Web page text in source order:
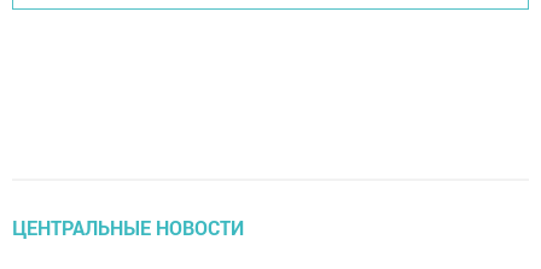
ЦЕНТРАЛЬНЫЕ НОВОСТИ